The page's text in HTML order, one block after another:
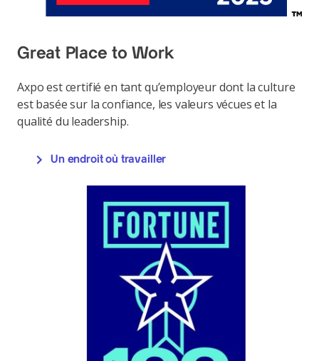
Great Place to Work
Axpo est certifié en tant qu’employeur dont la culture
est basée sur la confiance, les valeurs vécues et la
qualité du leadership.
Un endroit où travailler